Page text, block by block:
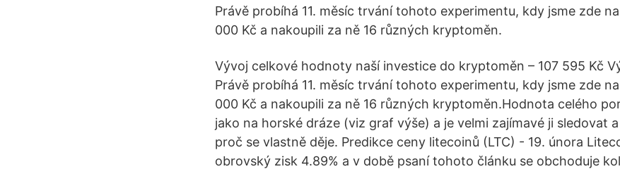
Právě probíhá 11. měsíc trvání tohoto experimentu, kdy jsme zde
000 Kč a nakoupili za ně 16 různých kryptoměn.
Vývoj celkové hodnoty naší investice do kryptoměn – 107 595 Kč
Právě probíhá 11. měsíc trvání tohoto experimentu, kdy jsme zde
000 Kč a nakoupili za ně 16 různých kryptoměn.Hodnota celého
jako na horské dráze (viz graf výše) a je velmi zajímavé ji sledovat
proč se vlastně děje. Predikce ceny litecoinů (LTC) - 19. února
obrovský zisk 4.89% a v době psaní tohoto článku se obchoduje